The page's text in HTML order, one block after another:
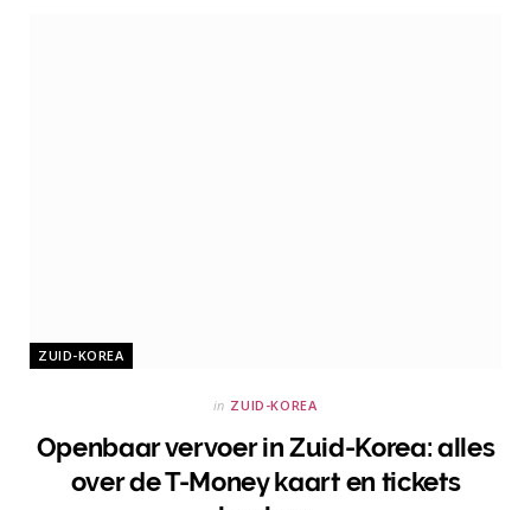
ZUID-KOREA
in ZUID-KOREA
Openbaar vervoer in Zuid-Korea: alles
over de T-Money kaart en tickets